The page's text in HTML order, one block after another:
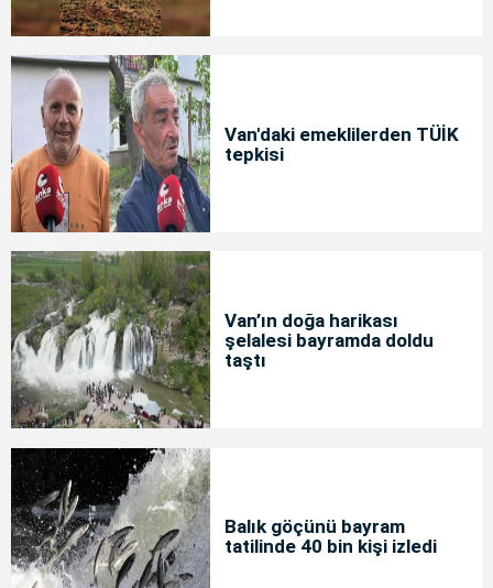
Van'daki emeklilerden TÜİK
tepkisi
Van’ın doğa harikası
şelalesi bayramda doldu
taştı
Balık göçünü bayram
tatilinde 40 bin kişi izledi